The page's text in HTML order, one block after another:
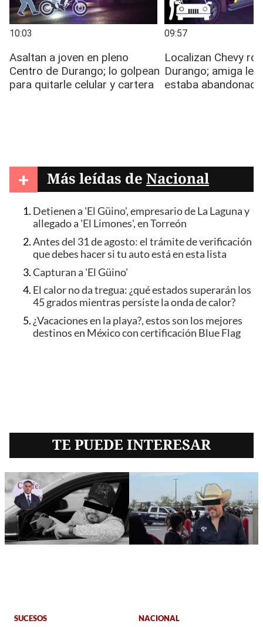
+ Más leídas de Nacional
Detienen a 'El Güino', empresario de La Laguna y
allegado a 'El Limones', en Torreón
Antes del 31 de agosto: el trámite de verificación
que debes hacer si tu auto está en esta lista
Capturan a 'El Güino'
El calor no da tregua: ¿qué estados superarán los
45 grados mientras persiste la onda de calor?
¿Vacaciones en la playa?, estos son los mejores
destinos en México con certificación Blue Flag
TE PUEDE INTERESAR
SUCESOS NACIONAL